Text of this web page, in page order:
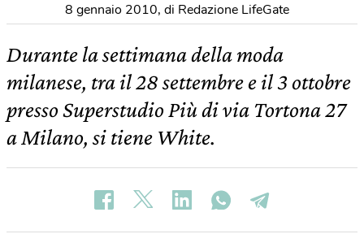
8 gennaio 2010, di Redazione LifeGate
Durante la settimana della moda
milanese, tra il 28 settembre e il 3 ottobre
presso Superstudio Più di via Tortona 27
a Milano, si tiene White.